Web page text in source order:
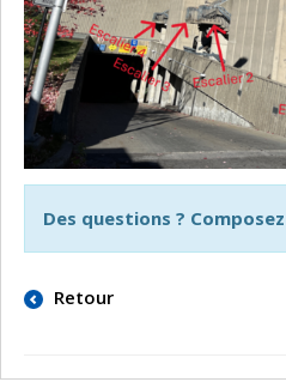
Des questions ?
Retour